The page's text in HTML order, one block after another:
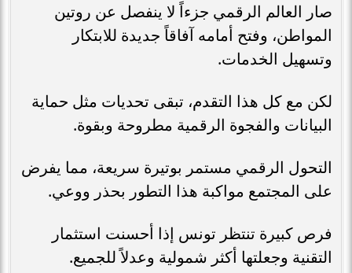
صار العالم الرقمي جزءاً لا ينفصل عن روتين
المواطن، وفتح أمامه آفاقاً جديدة للابتكار
وتسهيل الخدمات.
لكن مع كل هذا التقدم، تبقى تحديات مثل حماية
البيانات والفجوة الرقمية مطروحة وبقوة.
التحول الرقمي مستمر بوتيرة سريعة، مما يفرض
على المجتمع مواكبة هذا التطور بحذر ووعي.
فرص كبيرة تنتظر تونس إذا أحسنت استثمار
التقنية وجعلتها أكثر شمولية وعدلاً للجميع.